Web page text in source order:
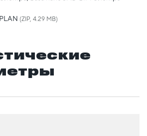
(ZIP, 4.29 MB)